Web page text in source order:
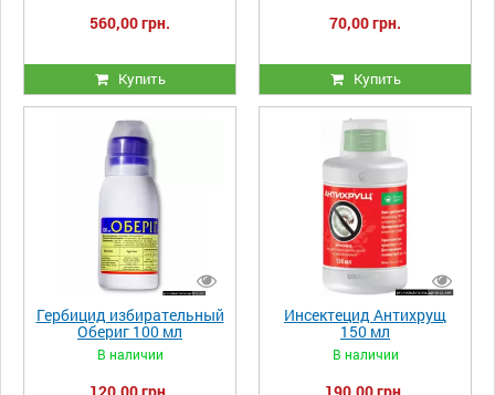
560,00 грн.
Купить
70,00 грн.
Купить
Гербицид избирательный
Обериг 100 мл
В наличии
Инсектецид Антихрущ
150 мл
В наличии